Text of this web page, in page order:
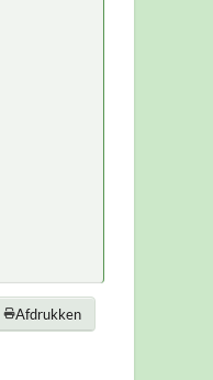
Afdrukken